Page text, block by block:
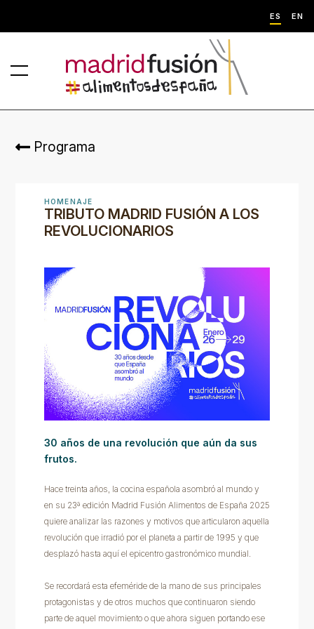
ES EN
Programa
HOMENAJE
TRIBUTO MADRID FUSIÓN A LOS
REVOLUCIONARIOS
30 años de una revolución que aún da sus
frutos.
Hace treinta años, la cocina española asombró al mundo y
en su 23ª edición Madrid Fusión Alimentos de España 2025
quiere analizar las razones y motivos que articularon aquella
revolución que irradió por el planeta a partir de 1995 y que
desplazó hasta aquí el epicentro gastronómico mundial.
Se recordará esta efeméride de la mano de sus principales
protagonistas y de otros muchos que continuaron siendo
parte de aquel movimiento o que ahora siguen portando ese